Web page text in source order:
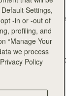
Settings,
-in or -out of
profiling, and
“Manage Your
we process
Policy